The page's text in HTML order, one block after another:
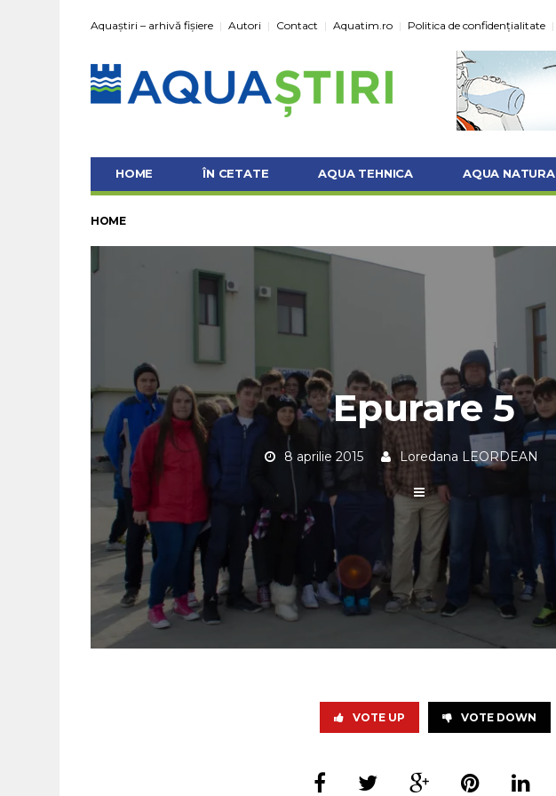
Aquaștiri – arhivă fișiere Autori Contact Aquatim.ro Politica de confidențialitate
HOME ÎN CETATE AQUA TEHNICA AQUA NATURA
HOME
Epurare 5
8 aprilie 2015 Loredana LEORDEAN
VOTE UP VOTE DOWN